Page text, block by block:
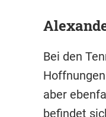
Bei den
aber
befindet